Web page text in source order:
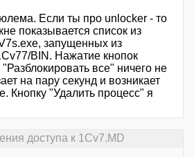
Если ты про unlocker - то
показывается список из
запущенных из
BIN. Нажатие кнопок
все" ничего не
на пару секунд и возникает
Кнопку "Удалить процесс" я
доступа к 1Cv7.MD